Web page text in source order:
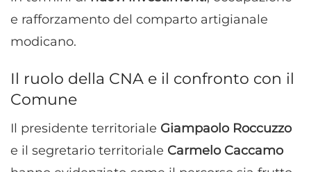
e rafforzamento del comparto artigianale
modicano.
Il ruolo della CNA e il confronto con il
Comune
Il presidente territoriale Giampaolo Roccuzzo
e il segretario territoriale Carmelo Caccamo